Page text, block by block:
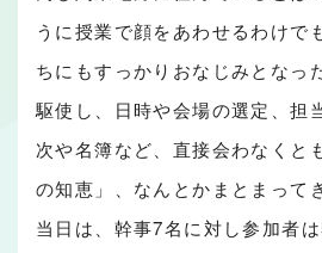
うに授業で顔をあわせるわけで
ちにもすっかりおなじみとなっ
駆使し、日時や会場の選定、担
次や名簿など、直接会わなくと
の知恵」、なんとかまとまって
当日は、幹事7名に対し参加者